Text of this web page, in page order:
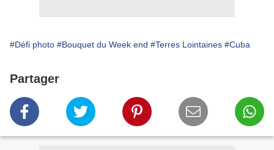
#Défi photo #Bouquet du Week end #Terres Lointaines #Cuba
Partager